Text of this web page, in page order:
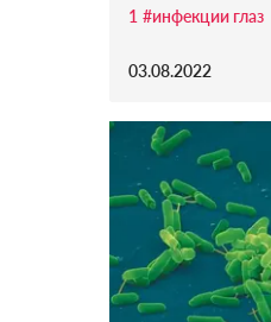
1 #инфекции глаз
03.08.2022